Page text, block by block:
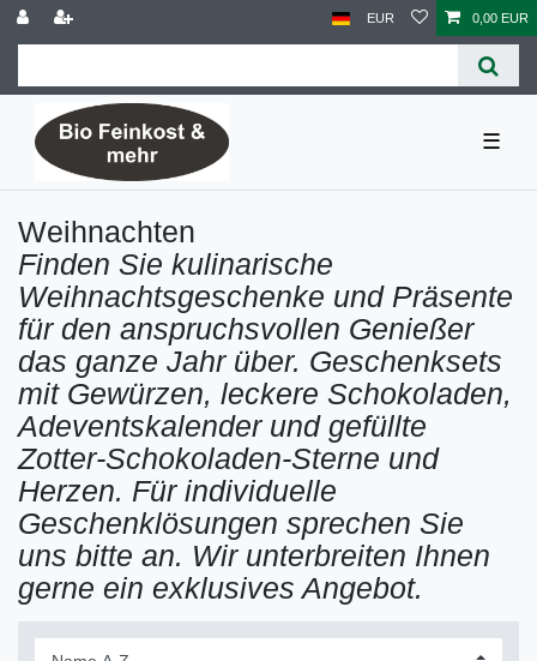
EUR 0,00 EUR
☰
Weihnachten
Finden Sie kulinarische
Weihnachtsgeschenke und Präsente
für den anspruchsvollen Genießer
das ganze Jahr über. Geschenksets
mit Gewürzen, leckere Schokoladen,
Adeventskalender und gefüllte
Zotter-Schokoladen-Sterne und
Herzen. Für individuelle
Geschenklösungen sprechen Sie
uns bitte an. Wir unterbreiten Ihnen
gerne ein exklusives Angebot.